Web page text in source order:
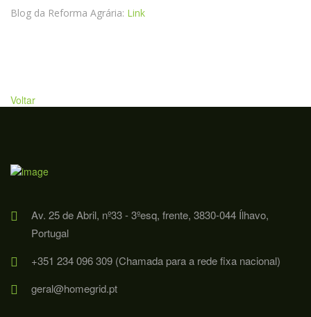
Blog da Reforma Agrária: Link
Voltar
Av. 25 de Abril, nº33 - 3ºesq, frente, 3830-044 Ílhavo,
Portugal
+351 234 096 309 (Chamada para a rede fixa nacional)
geral@homegrid.pt